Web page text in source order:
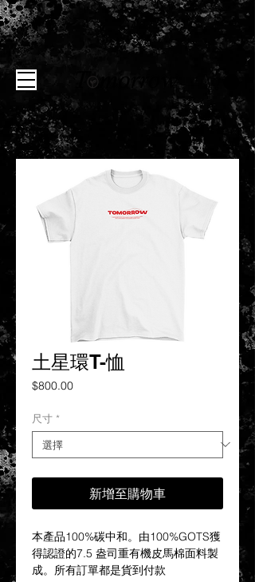
土星環T-恤
$800.00價
尺寸 *
新增至購物車
本產品100%碳中和。由100%GOTS獲
得認證的7.5 盎司重有機皮馬棉面料製
成。所有訂單都是貨到付款